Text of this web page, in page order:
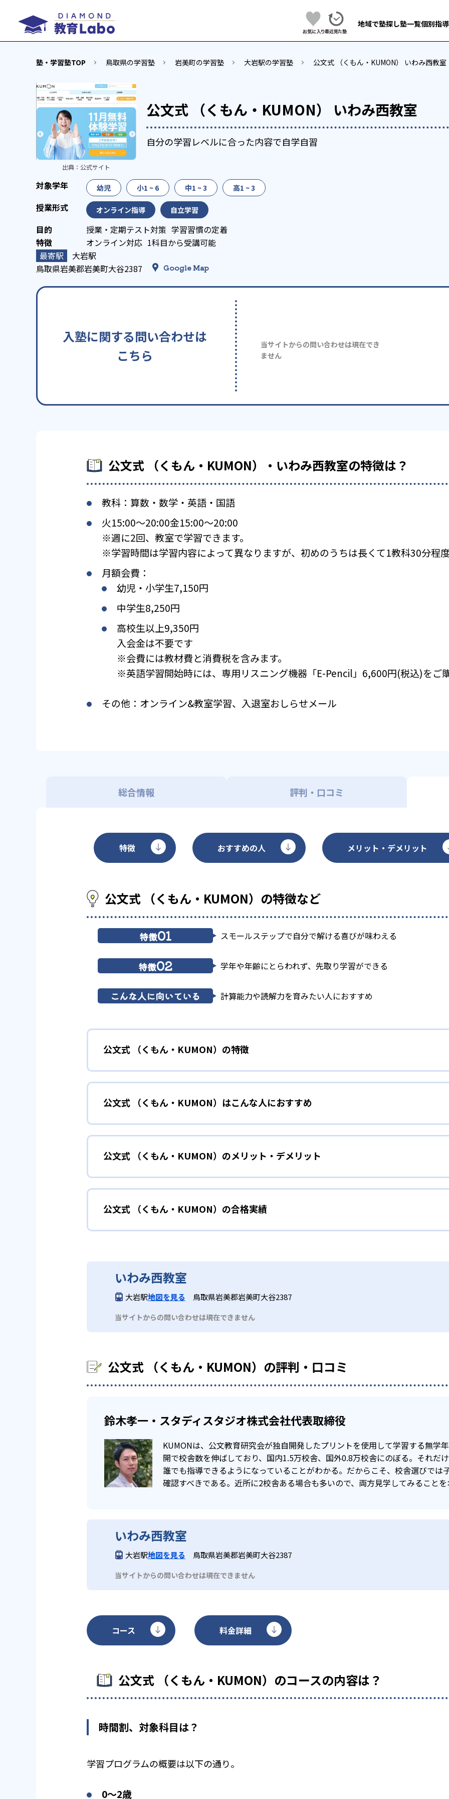
地域で塾探し塾一覧個別指
塾・学習塾TOP 鳥取県の学習塾 岩美町の学習塾 大岩駅の学習塾 公文式 （くもん・KUMON） いわみ西教室
公文式 （くもん・KUMON） いわみ西教室
自分の学習レベルに合った内容で自学自習
出典： 公式サイト
幼児 小1 ~ 6 中1 ~ 3 高1 ~ 3
オンライン指導 自立学習
授業・定期テスト対策 学習習慣の定着
オンライン対応 1科目から受講可能
大岩駅
鳥取県岩美郡岩美町大谷2387
Google Map
入塾に関する問い合わせは
こちら
当サイトからの問い合わせは現在でき
ません
公文式 （くもん・KUMON）・いわみ西教室の特徴は？
教科：算数・数学・英語・国語
火15:00〜20:00金15:00〜20:00
※週に2回、教室で学習できます。
※学習時間は学習内容によって異なりますが、初めのうちは長くて1教科30分程
月額会費：
幼児・小学生7,150円
中学生8,250円
高校生以上9,350円
入会金は不要です
※会費には教材費と消費税を含みます。
※英語学習開始時には、専用リスニング機器「E-Pencil」6,600円(税込)をご
その他：オンライン&教室学習、入退室おしらせメール
総合情報 評判・口コミ
特徴 おすすめの人 メリット・デメリット
公文式 （くもん・KUMON）の特徴など
特徴01 スモールステップで自分で解ける喜びが味わえる
特徴02 学年や年齢にとらわれず、先取り学習ができる
こんな人に向いている 計算能力や読解力を育みたい人におすすめ
公文式 （くもん・KUMON）の特徴
01 無学年式の学力別学習
KUMONでは、年齢や学年にとらわれずに、一人ひとりの学力に応じたレベルから学習を始めて
確実に100点が取れるレベルから少しずつ難易度を上げていくことで子どもたちは多くの成功
できる。
02 自学自習スタイル
KUMONの教材は、簡単な問題から高度な問題へと、スモールステップで進んでいけるよう工
時期から高校教材に進む生徒もいる。
03 フレキシブルな受講スタイル
KUMONでは、教室が開いている時間内であれば、何曜日にでも週2回受講できる。そのため、
も通室しやすい。また、教室によっては自宅からのオンライン受講と通室を組み合わせること
公文式 （くもん・KUMON）はこんな人におすすめ
小学校に入る準備をしたい幼児向け
KUMONでは細かいステップに分かれた教材で、わかる楽しさを経験しながら無理なく力を高め
目でも自分で解けた達成感を味わうことで、少しずつ苦手意識を克服できるだろう。
中学生・高校生 部活や習い事と両立したい生徒向け
宿題の量や進め方に関しては、いつでも気軽に相談可能だ。
公文式 （くもん・KUMON）のメリット・デメリット
どんなメリットがある？
KUMONでは自学自習スタイルで勉強するため、集中力や目標に向かって頑張りやり抜く力を
い。
どんなデメリットがある？
KUMONでは、中高生のクラスでも数学・英語・国語の3教科に限られるため、その他の教科に
だろう。
公文式 （くもん・KUMON）の合格実績
KUMONは、公式サイトでは合格実績は公開していない。志望校への実績があるかどうかは、
いわみ西教室
大岩駅地図を見る 鳥取県岩美郡岩美町大谷2387
当サイトからの問い合わせは現在できません
公文式 （くもん・KUMON）の評判・口コミ
鈴木孝一・スタディスタジオ株式会社代表取締役
KUMONは、公文教育研究会が独自開発したプリントを使用して学習する無学
開で校舎数を伸ばしており、国内1.5万校舎、国外0.8万校舎にのぼる。それだ
誰でも指導できるようになっていることがわかる。だからこそ、校舎選びでは
確認すべきである。近所に2校舎ある場合も多いので、両方見学してみること
いわみ西教室
大岩駅地図を見る 鳥取県岩美郡岩美町大谷2387
当サイトからの問い合わせは現在できません
コース 料金詳細
公文式 （くもん・KUMON）のコースの内容は？
時間割、対象科目は？
学習プログラムの概要は以下の通り。
0〜2歳